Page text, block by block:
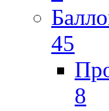
45
8